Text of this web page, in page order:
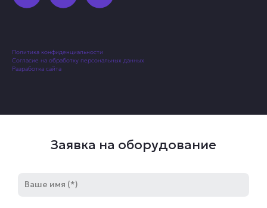
Политика конфиденциальности
Согласие на обработку персональных данных
Разработка сайта
Заявка на оборудование